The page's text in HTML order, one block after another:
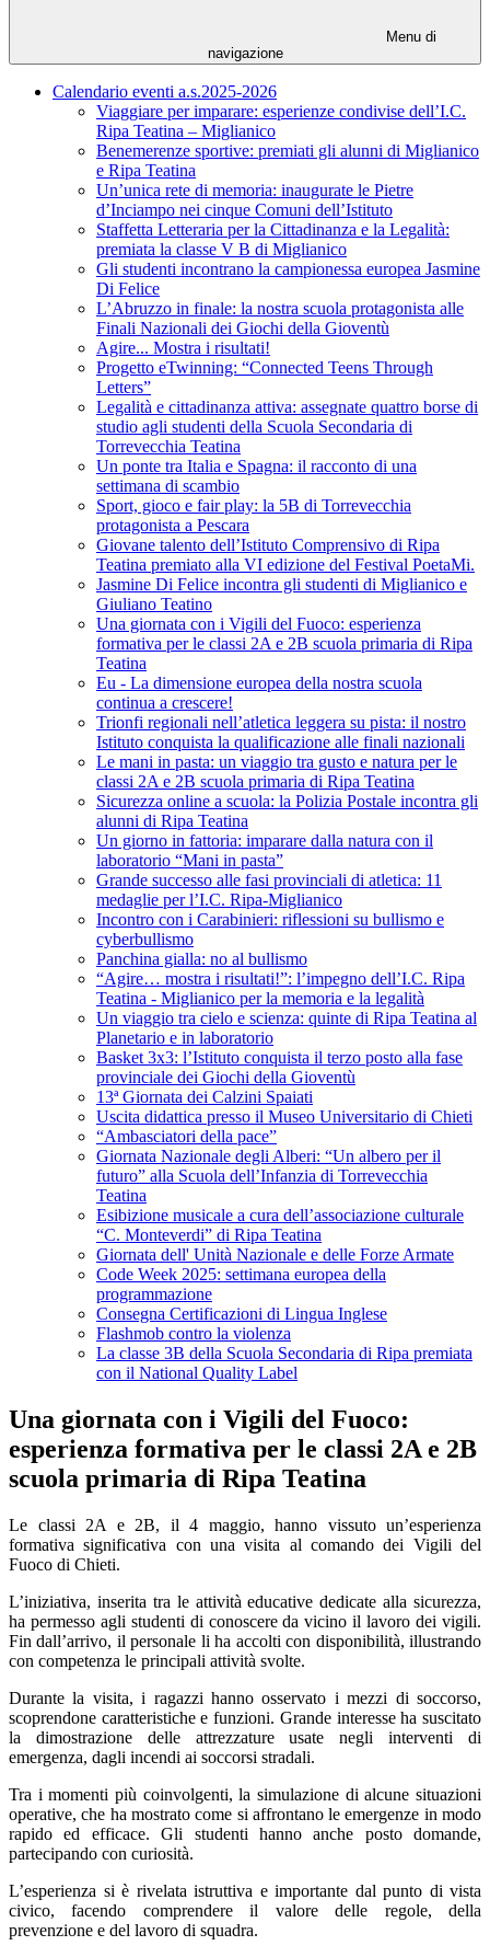
Menu di
navigazione
Calendario eventi a.s.2025-2026
Viaggiare per imparare: esperienze condivise dell’I.C.
Ripa Teatina – Miglianico
Benemerenze sportive: premiati gli alunni di Miglianico
e Ripa Teatina
Un’unica rete di memoria: inaugurate le Pietre
d’Inciampo nei cinque Comuni dell’Istituto
Staffetta Letteraria per la Cittadinanza e la Legalità:
premiata la classe V B di Miglianico
Gli studenti incontrano la campionessa europea Jasmine
Di Felice
L’Abruzzo in finale: la nostra scuola protagonista alle
Finali Nazionali dei Giochi della Gioventù
Agire... Mostra i risultati!
Progetto eTwinning: “Connected Teens Through
Letters”
Legalità e cittadinanza attiva: assegnate quattro borse di
studio agli studenti della Scuola Secondaria di
Torrevecchia Teatina
Un ponte tra Italia e Spagna: il racconto di una
settimana di scambio
Sport, gioco e fair play: la 5B di Torrevecchia
protagonista a Pescara
Giovane talento dell’Istituto Comprensivo di Ripa
Teatina premiato alla VI edizione del Festival PoetaMi.
Jasmine Di Felice incontra gli studenti di Miglianico e
Giuliano Teatino
Una giornata con i Vigili del Fuoco: esperienza
formativa per le classi 2A e 2B scuola primaria di Ripa
Teatina
Eu - La dimensione europea della nostra scuola
continua a crescere!
Trionfi regionali nell’atletica leggera su pista: il nostro
Istituto conquista la qualificazione alle finali nazionali
Le mani in pasta: un viaggio tra gusto e natura per le
classi 2A e 2B scuola primaria di Ripa Teatina
Sicurezza online a scuola: la Polizia Postale incontra gli
alunni di Ripa Teatina
Un giorno in fattoria: imparare dalla natura con il
laboratorio “Mani in pasta”
Grande successo alle fasi provinciali di atletica: 11
medaglie per l’I.C. Ripa-Miglianico
Incontro con i Carabinieri: riflessioni su bullismo e
cyberbullismo
Panchina gialla: no al bullismo
“Agire… mostra i risultati!”: l’impegno dell’I.C. Ripa
Teatina - Miglianico per la memoria e la legalità
Un viaggio tra cielo e scienza: quinte di Ripa Teatina al
Planetario e in laboratorio
Basket 3x3: l’Istituto conquista il terzo posto alla fase
provinciale dei Giochi della Gioventù
13ª Giornata dei Calzini Spaiati
Uscita didattica presso il Museo Universitario di Chieti
“Ambasciatori della pace”
Giornata Nazionale degli Alberi: “Un albero per il
futuro” alla Scuola dell’Infanzia di Torrevecchia
Teatina
Esibizione musicale a cura dell’associazione culturale
“C. Monteverdi” di Ripa Teatina
Giornata dell' Unità Nazionale e delle Forze Armate
Code Week 2025: settimana europea della
programmazione
Consegna Certificazioni di Lingua Inglese
Flashmob contro la violenza
La classe 3B della Scuola Secondaria di Ripa premiata
con il National Quality Label
Una giornata con i Vigili del Fuoco:
esperienza formativa per le classi 2A e 2B
scuola primaria di Ripa Teatina
Le classi 2A e 2B, il 4 maggio, hanno vissuto un’esperienza
formativa significativa con una visita al comando dei Vigili del
Fuoco di Chieti.
L’iniziativa, inserita tra le attività educative dedicate alla sicurezza,
ha permesso agli studenti di conoscere da vicino il lavoro dei vigili.
Fin dall’arrivo, il personale li ha accolti con disponibilità, illustrando
con competenza le principali attività svolte.
Durante la visita, i ragazzi hanno osservato i mezzi di soccorso,
scoprendone caratteristiche e funzioni. Grande interesse ha suscitato
la dimostrazione delle attrezzature usate negli interventi di
emergenza, dagli incendi ai soccorsi stradali.
Tra i momenti più coinvolgenti, la simulazione di alcune situazioni
operative, che ha mostrato come si affrontano le emergenze in modo
rapido ed efficace. Gli studenti hanno anche posto domande,
partecipando con curiosità.
L’esperienza si è rivelata istruttiva e importante dal punto di vista
civico, facendo comprendere il valore delle regole, della
prevenzione e del lavoro di squadra.